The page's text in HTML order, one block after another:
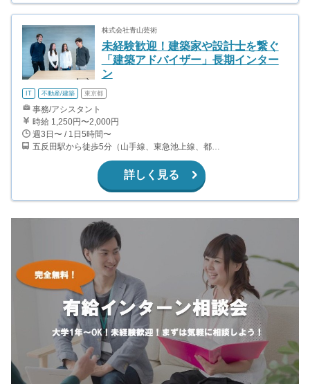
株式会社青山芸術
未経験歓迎！建築家や設計士を繋ぐ
「建築アドバイザー」長期インター
ン
IT 不動産/建築 東京都
事務/アシスタント
時給 1,250円〜2,000円
週3日〜 / 1日5時間〜
五反田駅から徒歩5分（山手線、東急池上線、都営浅草線）
詳しく見る